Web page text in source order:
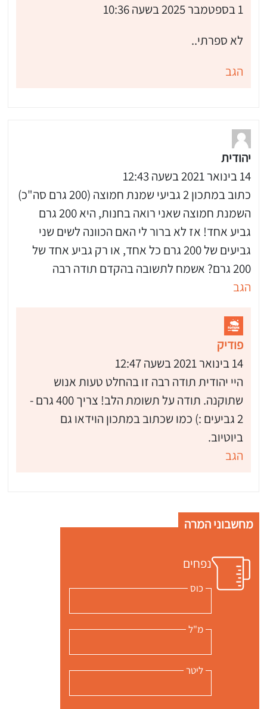
1 בספטמבר 2025 בשעה 10:36
לא ספרתי..
הגב
יהודית
14 בינואר 2021 בשעה 12:43
כתוב במתכון 2 גביעי שמנת חמוצה (200 גרם סה"כ)
השמנת חמוצה שאני רואה בחנות, היא 200 גרם
גביע אחד! אז לא ברור לי האם הכוונה לשים שני
גביעים של 200 גרם כל אחד, או רק גביע אחד של
200 גרם? אשמח לתשובה בהקדם תודה רבה
הגב
פודיק
14 בינואר 2021 בשעה 12:47
היי יהודית תודה רבה זו בהחלט טעות אנוש
שתוקנה. תודה על תשומת הלב! צריך 400 גרם -
2 גביעים :) כמו שכתוב במתכון הוידאו גם
ביוטיוב.
הגב
מחשבוני המרה
נפחים
כוס
מ"ל
ליטר